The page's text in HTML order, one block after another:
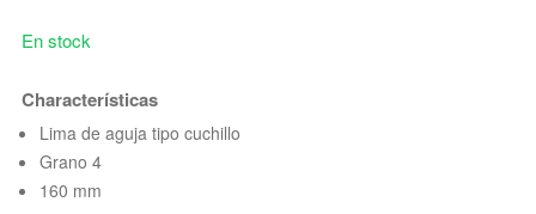
En stock
Characterísticas
Lima de aguja tipo cuchillo
Grano 4
160 mm